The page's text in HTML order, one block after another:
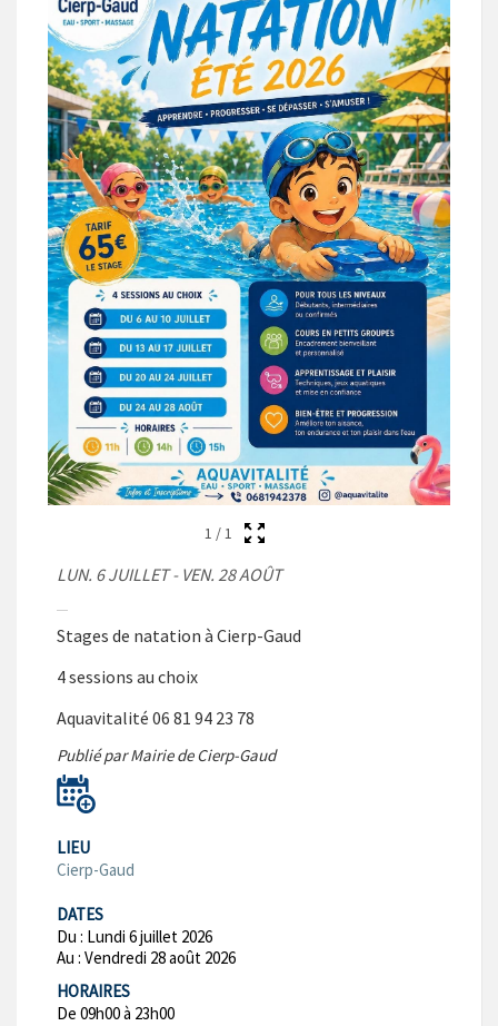
1 /1
LUN. 6 JUILLET - VEN. 28 AOÛT
Stages de natation à Cierp-Gaud
4 sessions au choix
Aquavitalité 06 81 94 23 78
Publié par Mairie de Cierp-Gaud
LIEU
Cierp-Gaud
DATES
Du : Lundi 6 juillet 2026
Au : Vendredi 28 août 2026
HORAIRES
De 09h00 à 23h00